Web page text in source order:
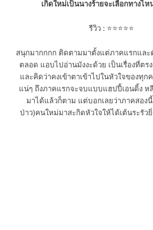
เกิดใหม่เป็นนางร้ายจะเลือกทางไ
รีวิว : ⭐⭐⭐⭐⭐
สนุกมากกกก ติดตามมาตั้งแต่ภาคแรกและ
ตลอด แอบไปอ่านมังงะด้วย เป็นเรื่องที่ตร
และคิดว่าคงเข้าตาเข้าไปในหัวใจของทุ
แน่ๆ ถึงภาคแรกจะจบแบบแฮปปี้เอนดิ้ง ห
มาได้แล้วก็ตาม แต่บอกเลยว่าภาคสอง
ป่าว)คนใหม่มาสะกิดหัวใจให้ได้เต้นระรัว